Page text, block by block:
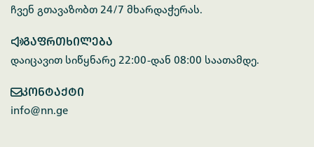
ჩვენ გთავაზობთ 24/7 მხარდაჭერას.
გაფრთხილება
დაიცავით სიწყნარე 22:00-დან 08:00 საათამდე.
კონტაქტი
info@nn.ge